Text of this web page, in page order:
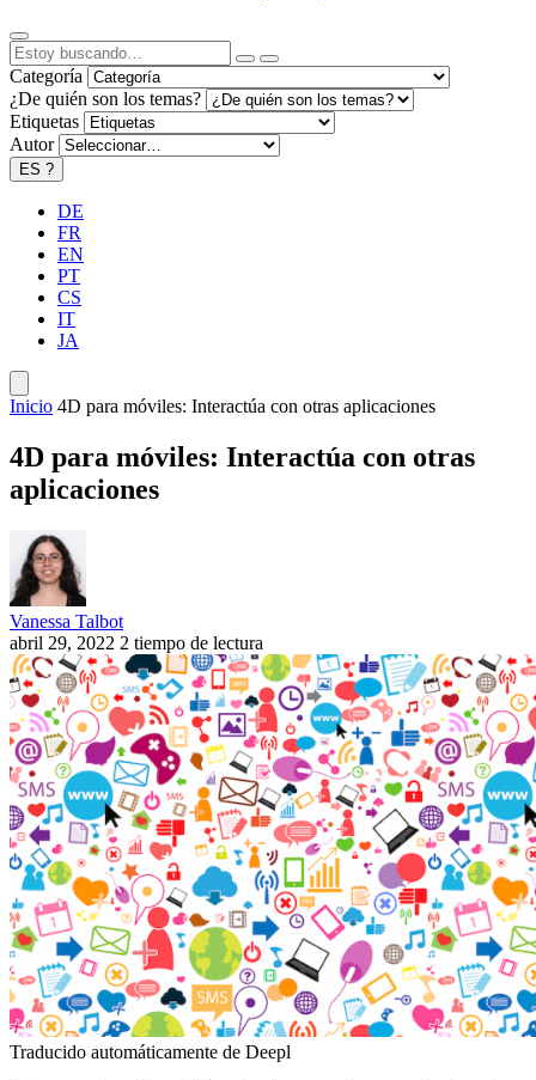
Categoría
¿De quién son los temas?
Etiquetas
Autor
ES ?
DE
FR
EN
PT
CS
IT
JA
Inicio 4D para móviles: Interactúa con otras aplicaciones
4D para móviles: Interactúa con otras
aplicaciones
Vanessa Talbot
abril 29, 2022 2 tiempo de lectura
Traducido automáticamente de Deepl